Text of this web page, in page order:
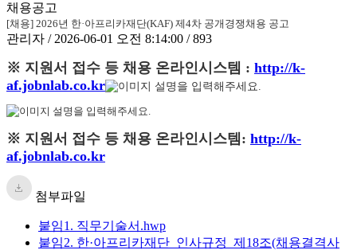
채용공고
[채용] 2026년 한·아프리카재단(KAF) 제4차 공개경쟁채용 공고
관리자 / 2026-06-01 오전 8:14:00 / 893
※ 지원서 접수 등 채용 온라인시스템 : http://k-
af.jobnlab.co.kr
※ 지원서 접수 등 채용 온라인시스템 : http://k-
af.jobnlab.co.kr
첨부파일
붙임1. 직무기술서.hwp
붙임2. 한·아프리카재단_인사규정_제18조(채용결격사